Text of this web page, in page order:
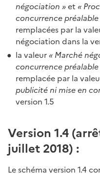
négociation »et «
concurrence préalable
remplacées par la
négociation dans la
la valeur « Marché
concurrence préalable
remplacée par la
publicité ni mise en
version 1.5
Version 1.4
juillet 2018) :
Le schéma version 1.4